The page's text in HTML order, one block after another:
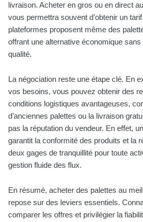
livraison. Acheter en gros ou en direct
vous permettra souvent d’obtenir un
plateformes proposent même des
offrant une alternative économique
qualité.
La négociation reste une étape clé. En
vos besoins, vous pouvez obtenir des
conditions logistiques avantageuses,
d’anciennes palettes ou la livraison
pas la réputation du vendeur. En effet,
garantit la conformité des produits et la
deux gages de tranquillité pour toute
gestion fluide des flux.
En résumé, acheter des palettes au
repose sur des leviers essentiels.
comparer les offres et privilégier la